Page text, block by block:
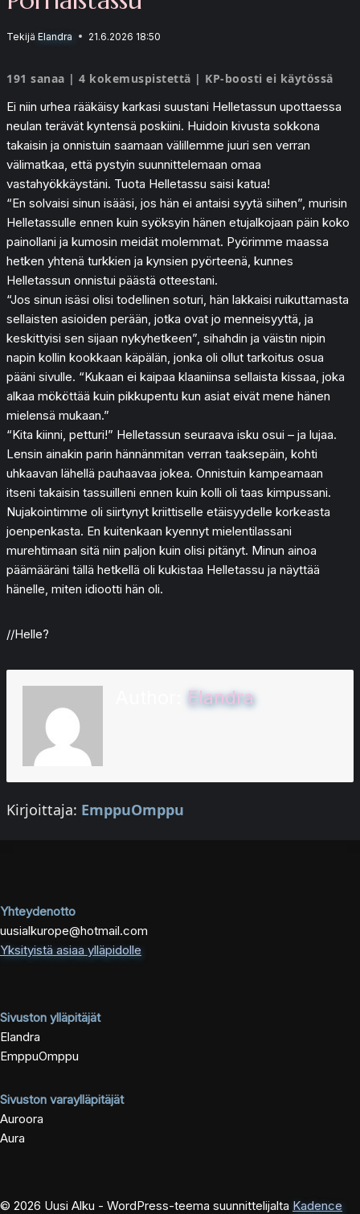
Tekijä Elandra 21.6.2026 18:50
191 sanaa | 4 kokemuspistettä | KP-boosti ei käytössä
Ei niin urhea rääkäisy karkasi suustani Helletassun upottaessa
neulan terävät kyntensä poskiini. Huidoin kivusta sokkona
takaisin ja onnistuin saamaan välillemme juuri sen verran
välimatkaa, että pystyin suunnittelemaan omaa
vastahyökkäystäni. Tuota Helletassu saisi katua!
“En solvaisi sinun isääsi, jos hän ei antaisi syytä siihen”, murisin
Helletassulle ennen kuin syöksyin hänen etujalkojaan päin koko
painollani ja kumosin meidät molemmat. Pyörimme maassa
hetken yhtenä turkkien ja kynsien pyörteenä, kunnes
Helletassun onnistui päästä otteestani.
“Jos sinun isäsi olisi todellinen soturi, hän lakkaisi ruikuttamasta
sellaisten asioiden perään, jotka ovat jo menneisyyttä, ja
keskittyisi sen sijaan nykyhetkeen”, sihahdin ja väistin nipin
napin kollin kookkaan käpälän, jonka oli ollut tarkoitus osua
pääni sivulle. “Kukaan ei kaipaa klaaniinsa sellaista kissaa, joka
alkaa mököttää kuin pikkupentu kun asiat eivät mene hänen
mielensä mukaan.”
“Kita kiinni, petturi!” Helletassun seuraava isku osui – ja lujaa.
Lensin ainakin parin hännänmitan verran taaksepäin, kohti
uhkaavan lähellä pauhaavaa jokea. Onnistuin kampeamaan
itseni takaisin tassuilleni ennen kuin kolli oli taas kimpussani.
Nujakointimme oli siirtynyt kriittiselle etäisyydelle korkeasta
joenpenkasta. En kuitenkaan kyennyt mielentilassani
murehtimaan sitä niin paljon kuin olisi pitänyt. Minun ainoa
päämääräni tällä hetkellä oli kukistaa Helletassu ja näyttää
hänelle, miten idiootti hän oli.
//Helle?
Elandra
Kirjoittaja: EmppuOmppu
Yhteydenotto
uusialkurope@hotmail.com
Yksityistä asiaa ylläpidolle
Sivuston ylläpitäjät
Elandra
EmppuOmppu
Sivuston varaylläpitäjät
Auroora
Aura
© 2026 Uusi Alku - WordPress-teema suunnittelijalta Kadence